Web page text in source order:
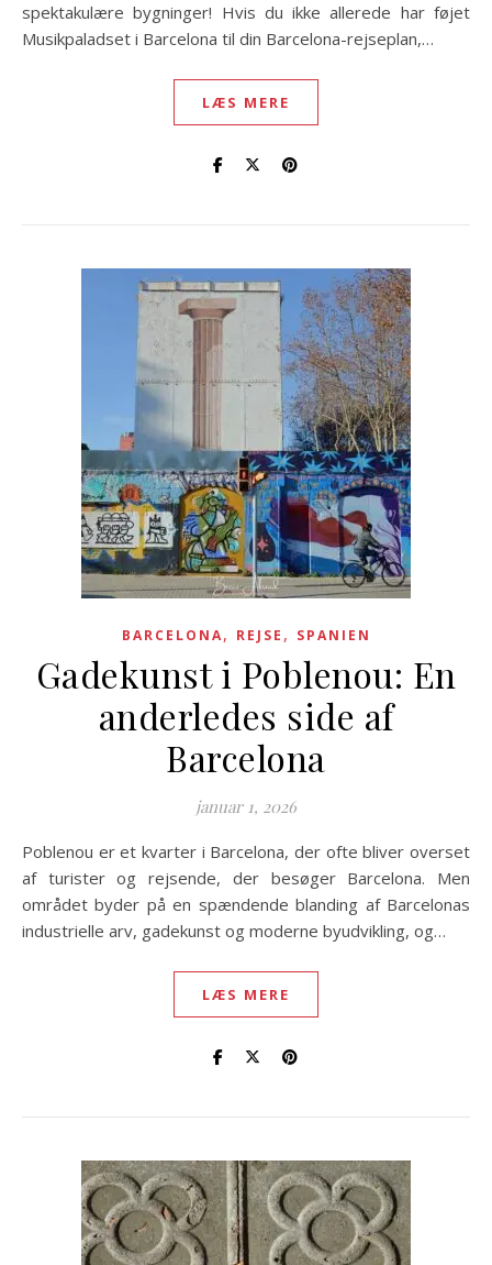
spektakulære bygninger! Hvis du ikke allerede har føjet
Musikpaladset i Barcelona til din Barcelona-rejseplan,…
LÆS MERE
BARCELONA, REJSE , SPANIEN
Gadekunst i Poblenou: En
anderledes side af
Barcelona
januar 1, 2026
Poblenou er et kvarter i Barcelona, der ofte bliver overset
af turister og rejsende, der besøger Barcelona. Men
området byder på en spændende blanding af Barcelonas
industrielle arv, gadekunst og moderne byudvikling, og…
LÆS MERE